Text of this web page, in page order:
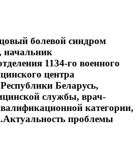
начальник
1134-го военного
центра
Беларусь,
службы, врач-
категории,
проблемы